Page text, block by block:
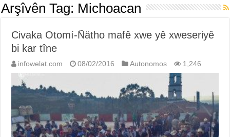
Arşîvên Tag: Michoacan
Civaka Otomí-Ñätho mafê xwe yê xweseriyê
bi kar tîne
infowelat.com 08/02/2016 Autonomos 1,246